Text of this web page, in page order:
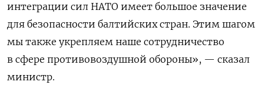
интеграции сил НАТО имеет большое значение
для безопасности балтийских стран. Этим шагом
мы также укрепляем наше сотрудничество
в сфере противовоздушной обороны», — сказал
министр.